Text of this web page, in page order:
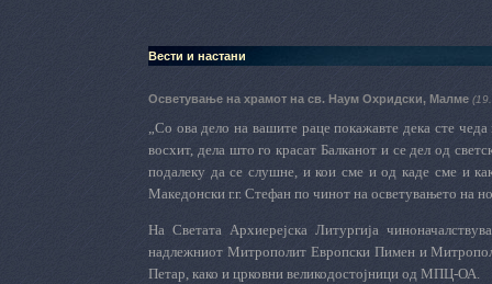
Вести и настани
Осветување на храмот на св. Наум Охридски, Малме
„Со ова дело на вашите раце покажавте дека сте
восхит, дела што го красат Балканот и се дел од
подалеку да се слушне, и кои сме и од каде сме и
Македонски г.г. Стефан по чинот на осветувањето на
На Светата Архиерејска Литургија
надлежниот Митрополит Европски Пимен и
Петар, како и црковни великодостојници од МПЦ-ОА.